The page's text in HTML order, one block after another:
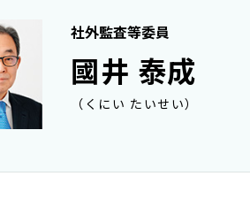
社外監査等委員
國井 泰成
（くにい たいせい）